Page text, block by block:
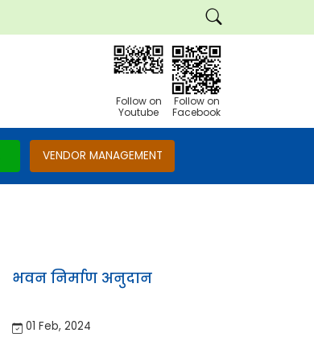
Follow on
Facebook
Follow on
Youtube
VENDOR MANAGEMENT
भवन निर्माण अनुदान
01 Feb, 2024